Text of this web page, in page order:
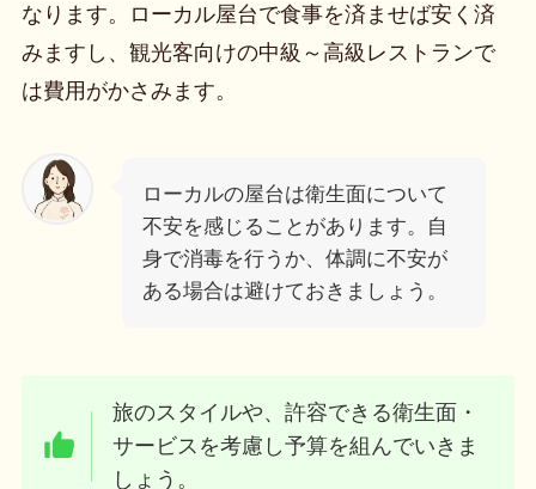
なります。ローカル屋台で食事を済ませば安く済
みますし、観光客向けの中級～高級レストランで
は費用がかさみます。
ローカルの屋台は衛生面について
不安を感じることがあります。自
身で消毒を行うか、体調に不安が
ある場合は避けておきましょう。
旅のスタイルや、許容できる衛生面・
サービスを考慮し予算を組んでいきま
しょう。